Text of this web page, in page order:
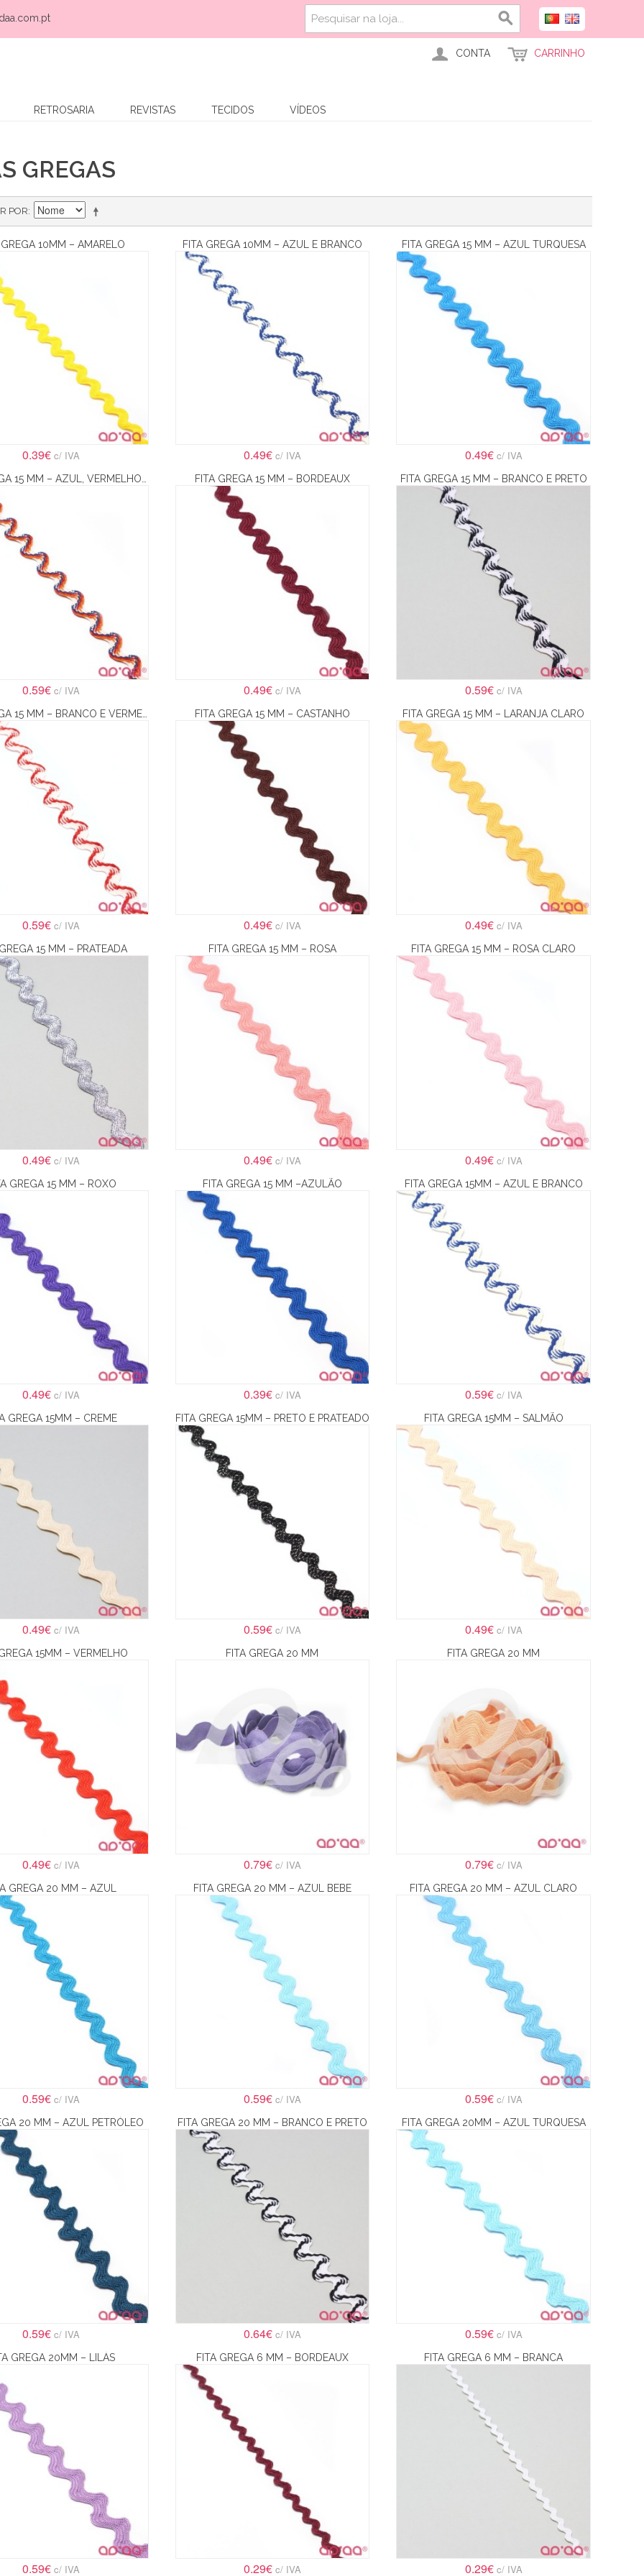
CONTA CARRINHO
RETROSARIA REVISTAS TECIDOS VÍDEOS
GREGAS
POR
10MM – AMARELO
0.39€c/ IVA
FITA GREGA 10MM – AZUL E BRANCO
0.49€ c/ IVA
FITA GREGA 15 MM – AZUL TURQUESA
0.49€ c/ IVA
FITA GREGA 15 MM – AZUL, VERMELHO, LARANJA E BRANCO
0.59€c/ IVA
FITA GREGA 15 MM – BORDEAUX
0.49€ c/ IVA
FITA GREGA 15 MM – BRANCO E PRETO
0.59€ c/ IVA
0.59€c/ IVA
FITA GREGA 15 MM – CASTANHO
0.49€ c/ IVA
FITA GREGA 15 MM – LARANJA CLARO
0.49€ c/ IVA
15 MM – PRATEADA
0.49€c/ IVA
FITA GREGA 15 MM – ROSA
0.49€ c/ IVA
FITA GREGA 15 MM – ROSA CLARO
0.49€ c/ IVA
GREGA 15 MM – ROXO
0.49€c/ IVA
FITA GREGA 15 MM –AZULÃO
0.39€ c/ IVA
FITA GREGA 15MM – AZUL E BRANCO
0.59€ c/ IVA
GREGA 15MM – CREME
0.49€c/ IVA
FITA GREGA 15MM – PRETO E PRATEADO
0.59€ c/ IVA
FITA GREGA 15MM – SALMÃO
0.49€ c/ IVA
15MM – VERMELHO
0.49€c/ IVA
FITA GREGA 20 MM
0.79€ c/ IVA
FITA GREGA 20 MM
0.79€ c/ IVA
GREGA 20 MM – AZUL
0.59€c/ IVA
FITA GREGA 20 MM – AZUL BEBE
0.59€ c/ IVA
FITA GREGA 20 MM – AZUL CLARO
0.59€ c/ IVA
20 MM – AZUL PETRÓLEO
0.59€c/ IVA
FITA GREGA 20 MM – BRANCO E PRETO
0.64€ c/ IVA
FITA GREGA 20MM – AZUL TURQUESA
0.59€ c/ IVA
GREGA 20MM – LILÁS
0.59€c/ IVA
FITA GREGA 6 MM – BORDEAUX
0.29€ c/ IVA
FITA GREGA 6 MM – BRANCA
0.29€ c/ IVA